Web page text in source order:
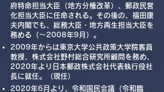
府特命担当大臣（地方分権改革）、郵政民営
化担当大臣に任命される。その後の、福田康
夫内閣でも、総務大臣・地方再生担当大臣を
務める（～2008年9月）。
2009年からは東京大学公共政策大学院客員
教授、株式会社野村総合研究所顧問を務め、
2020年より日本郵政株式会社代表執行役社
長に就任。（現任）
​2020年6月より、令和国民会議（令和臨